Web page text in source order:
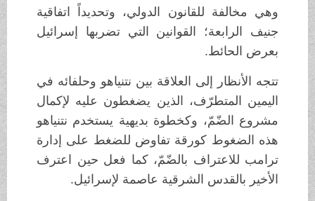
وهي مخالفة للقانون الدولي، وتحديداً اتفاقية
جنيف الرابعة؛ القوانين التي تضربها إسرائيل
بعرض الحائط.
تتجه الأنظار إلى العلاقة بين نتنياهو وحلفائه في
اليمين المتطرّف، الذين يضغطون عليه لإكمال
مشروع الضّمّ، وكخطوة بديهية يستخدم نتنياهو
هذه الضغوط كورقة تفاوض للضغط على إدارة
ترامب للاعتراف بالضّمّ، كما فعل حين اعترف
الأخير بالقدس الشرقية عاصمة لإسرائيل.